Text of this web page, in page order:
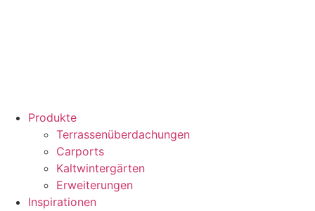
Produkte
Terrassenüberdachungen
Carports
Kaltwintergärten
Erweiterungen
Inspirationen